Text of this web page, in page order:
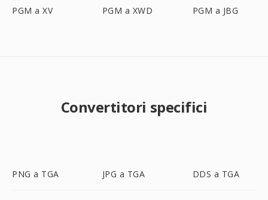
PGM a XV PGM a XWD PGM a JBG
Convertitori specifici
PNG a TGA JPG a TGA DDS a TGA